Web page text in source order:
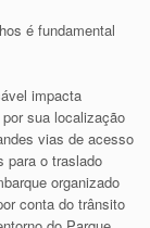
é fundamental
impacta
sua localização
vias de acesso
para o traslado
organizado
conta do trânsito